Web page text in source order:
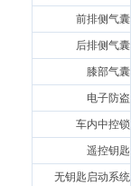
前排侧气囊
后排侧气囊
膝部气囊
电子防盗
车内中控锁
遥控钥匙
无钥匙启动系统